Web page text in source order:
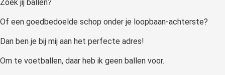
Zoek jij ballen?
Of een goedbedoelde schop onder je loopbaan-achterste?
Dan ben je bij mij aan het perfecte adres!
Om te voetballen, daar heb ik geen ballen voor.